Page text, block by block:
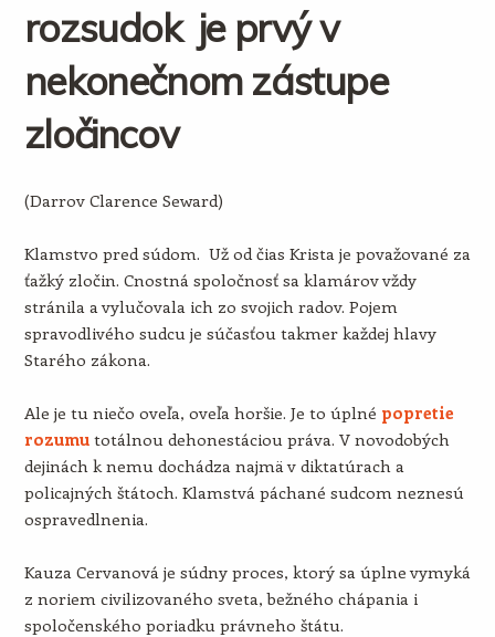
rozsudok je prvý v
nekonečnom zástupe
zločincov
(Darrov Clarence Seward)
Klamstvo pred súdom. Už od čias Krista je považované za
ťažký zločin. Cnostná spoločnosť sa klamárov vždy
stránila a vylučovala ich zo svojich radov. Pojem
spravodlivého sudcu je súčasťou takmer každej hlavy
Starého zákona.
Ale je tu niečo oveľa, oveľa horšie. Je to úplné popretie
rozumutotálnou dehonestáciou práva. V novodobých
dejinách k nemu dochádza najmä v diktatúrach a
policajných štátoch. Klamstvá páchané sudcom neznesú
ospravedlnenia.
Kauza Cervanová je súdny proces, ktorý sa úplne vymyká
z noriem civilizovaného sveta, bežného chápania i
spoločenského poriadku právneho štátu.